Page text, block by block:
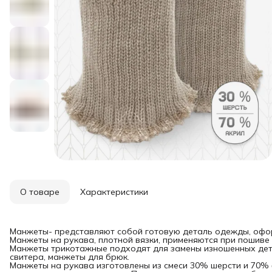
О товаре Характеристики
Манжеты- представляют собой готовую деталь одежды,
Манжеты на рукава, плотной вязки, применяются при
Манжеты трикотажные подходят для замены изношенных
свитера, манжеты для брюк.
Манжеты на рукава изготовлены из смеси 30% шерсти и